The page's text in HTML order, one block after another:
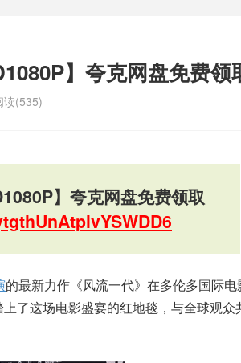
】夸克网盘免费领
读(535)
】夸克网盘免费领取
的最新力作《风流一代》在多伦多国际电
了这场电影盛宴的红地毯，与全球观众